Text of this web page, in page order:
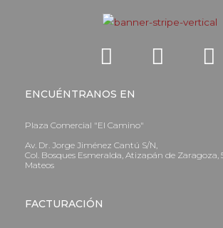
ENCUÉNTRANOS EN
Plaza Comercial "El Camino"
Av. Dr. Jorge Jiménez Cantú S/N,
Col. Bosques Esmeralda, Atizapán de Zaragoza,
Mateos
FACTURACIÓN